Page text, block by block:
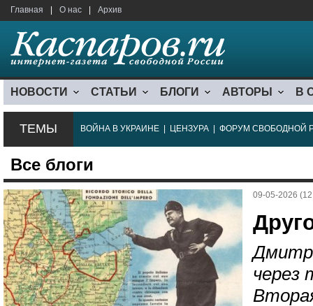
Главная О нас Архив
НОВОСТИ СТАТЬИ БЛОГИ АВТОРЫ В
ТЕМЫ ВОЙНА В УКРАИНЕ ЦЕНЗУРА ФОРУМ СВОБОДНОЙ
Все блоги
09-05-2026
через